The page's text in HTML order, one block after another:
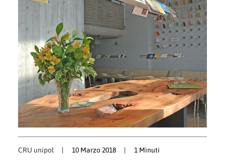
CRU unipol | 10 Marzo 2018 | 1 Minuti